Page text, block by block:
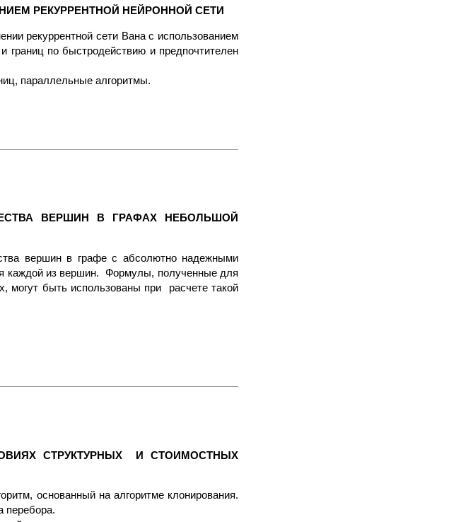
РЕКУРРЕНТНОЙ НЕЙРОННОЙ СЕТИ
рекуррентной сети Вана с использованием
границ по быстродействию и предпочтителен
параллельные алгоритмы.
ВЕРШИН В ГРАФАХ НЕБОЛЬШОЙ
вершин в графе с абсолютно надежными
каждой из вершин. Формулы, полученные для
могут быть использованы при расчете такой
СТРУКТУРНЫХ И СТОИМОСТНЫХ
основанный на алгоритме клонирования.
перебора.